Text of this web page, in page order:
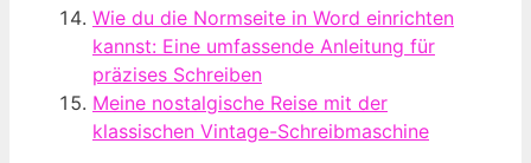
Wie du die Normseite in Word einrichten
kannst: Eine umfassende Anleitung für
präzises Schreiben
Meine nostalgische Reise mit der
klassischen Vintage-Schreibmaschine